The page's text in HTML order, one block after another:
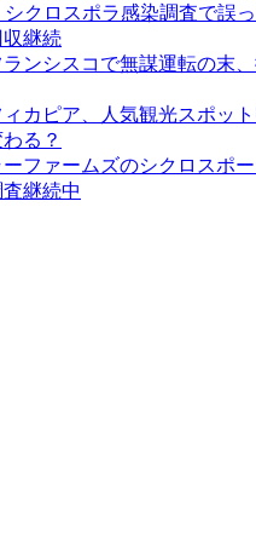
シクロスポラ感染調査で誤
収継続
ンシスコで無謀運転の末
カピア、人気観光スポッ
る？
ファームズのシクロスポ
継続中